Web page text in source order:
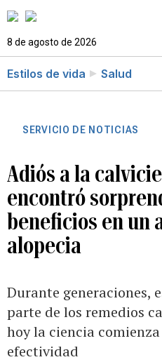
8 de agosto de 2026
Estilos de vida Salud
SERVICIO DE NOTICIAS
Adiós a la
encontró
beneficios en un
alopecia
Durante generaciones,
parte de los remedios
hoy la ciencia
efectividad